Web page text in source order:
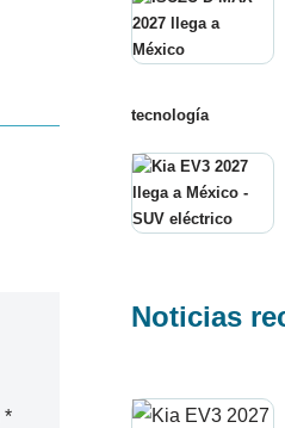
*
tecnología
Noticias